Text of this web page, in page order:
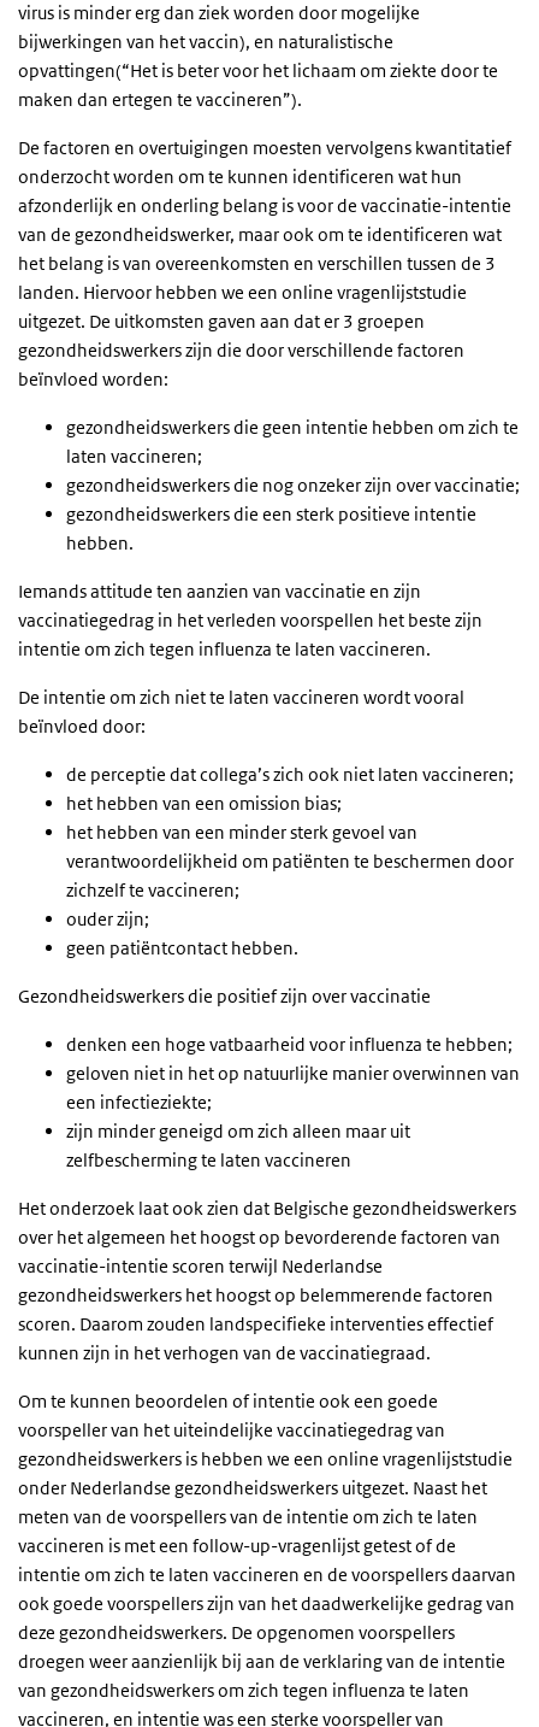
virus is minder erg dan ziek worden door mogelijke
bijwerkingen van het vaccin), en naturalistische
opvattingen(“Het is beter voor het lichaam om ziekte door te
maken dan ertegen te vaccineren”).
De factoren en overtuigingen moesten vervolgens kwantitatief
onderzocht worden om te kunnen identificeren wat hun
afzonderlijk en onderling belang is voor de vaccinatie-intentie
van de gezondheidswerker, maar ook om te identificeren wat
het belang is van overeenkomsten en verschillen tussen de 3
landen. Hiervoor hebben we een online vragenlijststudie
uitgezet. De uitkomsten gaven aan dat er 3 groepen
gezondheidswerkers zijn die door verschillende factoren
beïnvloed worden:
gezondheidswerkers die geen intentie hebben om zich te
laten vaccineren;
gezondheidswerkers die nog onzeker zijn over vaccinatie;
gezondheidswerkers die een sterk positieve intentie
hebben.
Iemands attitude ten aanzien van vaccinatie en zijn
vaccinatiegedrag in het verleden voorspellen het beste zijn
intentie om zich tegen influenza te laten vaccineren.
De intentie om zich niet te laten vaccineren wordt vooral
beïnvloed door:
de perceptie dat collega’s zich ook niet laten vaccineren;
het hebben van een omission bias;
het hebben van een minder sterk gevoel van
verantwoordelijkheid om patiënten te beschermen door
zichzelf te vaccineren;
ouder zijn;
geen patiëntcontact hebben.
Gezondheidswerkers die positief zijn over vaccinatie
denken een hoge vatbaarheid voor influenza te hebben;
geloven niet in het op natuurlijke manier overwinnen van
een infectieziekte;
zijn minder geneigd om zich alleen maar uit
zelfbescherming te laten vaccineren
Het onderzoek laat ook zien dat Belgische gezondheidswerkers
over het algemeen het hoogst op bevorderende factoren van
vaccinatie-intentie scoren terwijl Nederlandse
gezondheidswerkers het hoogst op belemmerende factoren
scoren. Daarom zouden landspecifieke interventies effectief
kunnen zijn in het verhogen van de vaccinatiegraad.
Om te kunnen beoordelen of intentie ook een goede
voorspeller van het uiteindelijke vaccinatiegedrag van
gezondheidswerkers is hebben we een online vragenlijststudie
onder Nederlandse gezondheidswerkers uitgezet. Naast het
meten van de voorspellers van de intentie om zich te laten
vaccineren is met een follow-up-vragenlijst getest of de
intentie om zich te laten vaccineren en de voorspellers daarvan
ook goede voorspellers zijn van het daadwerkelijke gedrag van
deze gezondheidswerkers. De opgenomen voorspellers
droegen weer aanzienlijk bij aan de verklaring van de intentie
van gezondheidswerkers om zich tegen influenza te laten
vaccineren, en intentie was een sterke voorspeller van